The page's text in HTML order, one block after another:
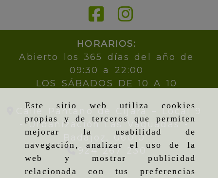
Este sitio web utiliza cookies
propias y de terceros que permiten
mejorar la usabilidad de
navegación, analizar el uso de la
web y mostrar publicidad
relacionada con tus preferencias
HORARIOS:
Abierto los 365 días del año de
09:30 a 22:00
LOS SÁBADOS DE 10 A 10
Calle Pantano de Cijara – Local 9
- Urbanización Las Vaguadas -
Badajoz,
06010
924 267 230